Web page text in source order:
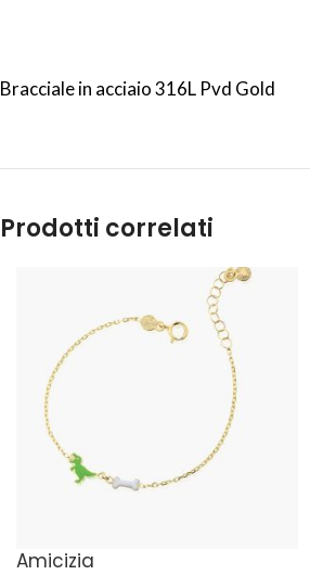
Bracciale in acciaio 316L Pvd Gold
Prodotti correlati
Amicizia